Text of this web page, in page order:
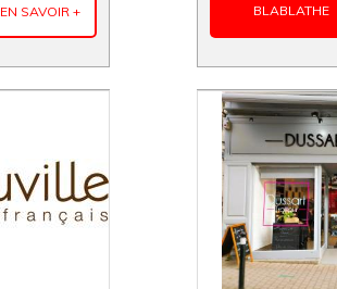
EN SAVOIR + BLABLATHE